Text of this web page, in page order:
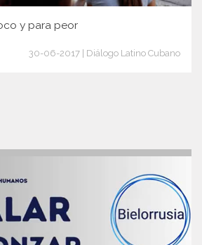
y para peor
30-06-2017 | Diálogo Latino Cubano